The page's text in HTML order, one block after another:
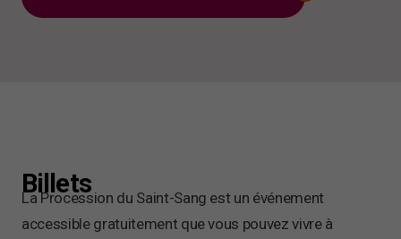
Billets
La Procession du Saint-Sang est un événement
accessible gratuitement que vous pouvez vivre à